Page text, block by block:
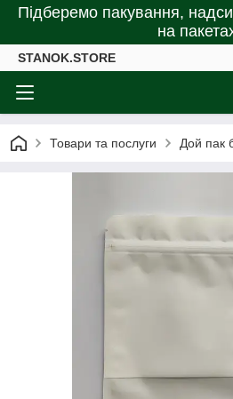
Підберемо пакування,
на
STANOK.STORE
Товари та послуги Дой пак